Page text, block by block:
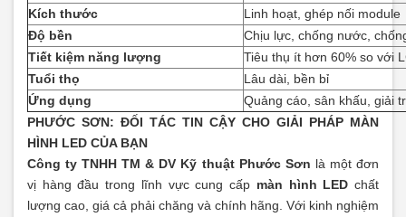
Kích thước
Linh hoạt, ghép nối module
Độ bền
Chịu lực, chống nước,
Tiết kiệm năng lượng
Tiêu thụ ít hơn 60% so với
Tuổi thọ
Lâu dài, bền bỉ
Ứng dụng
Quảng cáo, sân khấu, giải
PHƯỚC SƠN: ĐỐI TÁC TIN CẬY CHO GIẢI PHÁP MÀN
HÌNH LED CỦA BẠN
Công ty TNHH TM & DV Kỹ thuật Phước Sơn là một đơn
vị hàng đầu trong lĩnh vực cung cấp màn hình LED chất
lượng cao, giá cả phải chăng và chính hãng. Với kinh nghiệm